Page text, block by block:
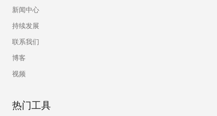
新闻中心
持续发展
联系我们
博客
视频
热门工具